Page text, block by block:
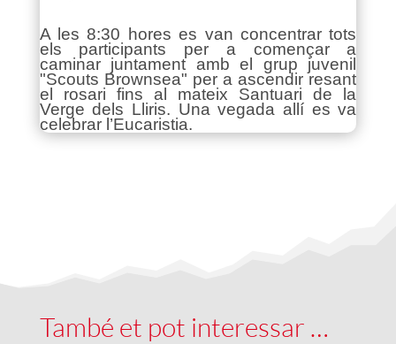
A les 8:30 hores es van concentrar tots
els participants per a començar a
caminar juntament amb el grup juvenil
"Scouts Brownsea" per a ascendir resant
el rosari fins al mateix Santuari de la
Verge dels Lliris. Una vegada allí es va
celebrar l’Eucaristia.
També et pot interessar …